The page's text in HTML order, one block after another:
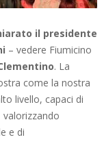
il presidente
– vedere Fiumicino
. La
come la nostra
livello, capaci di
e di